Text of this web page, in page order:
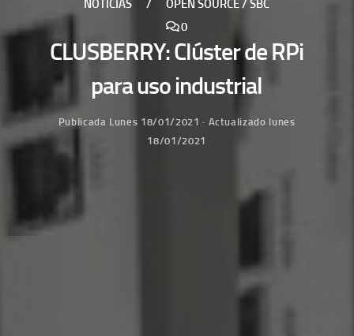
NOTICIAS /
OPEN SOURCE / SBC
0
CLUSBERRY: Clúster de RPi
para uso industrial
Publicada Lunes 18/01/2021 · Actualizado lunes
18/01/2021